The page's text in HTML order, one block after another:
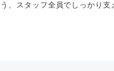
う、スタッフ全員でしっかり支